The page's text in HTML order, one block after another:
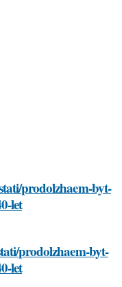
prodolzhaem-byt-
let
prodolzhaem-byt-
let